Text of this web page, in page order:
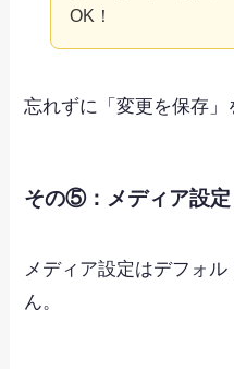
OK！
忘れずに「変更を保存」
その⑤：メディア設定
メディア設定はデフォ
ん。